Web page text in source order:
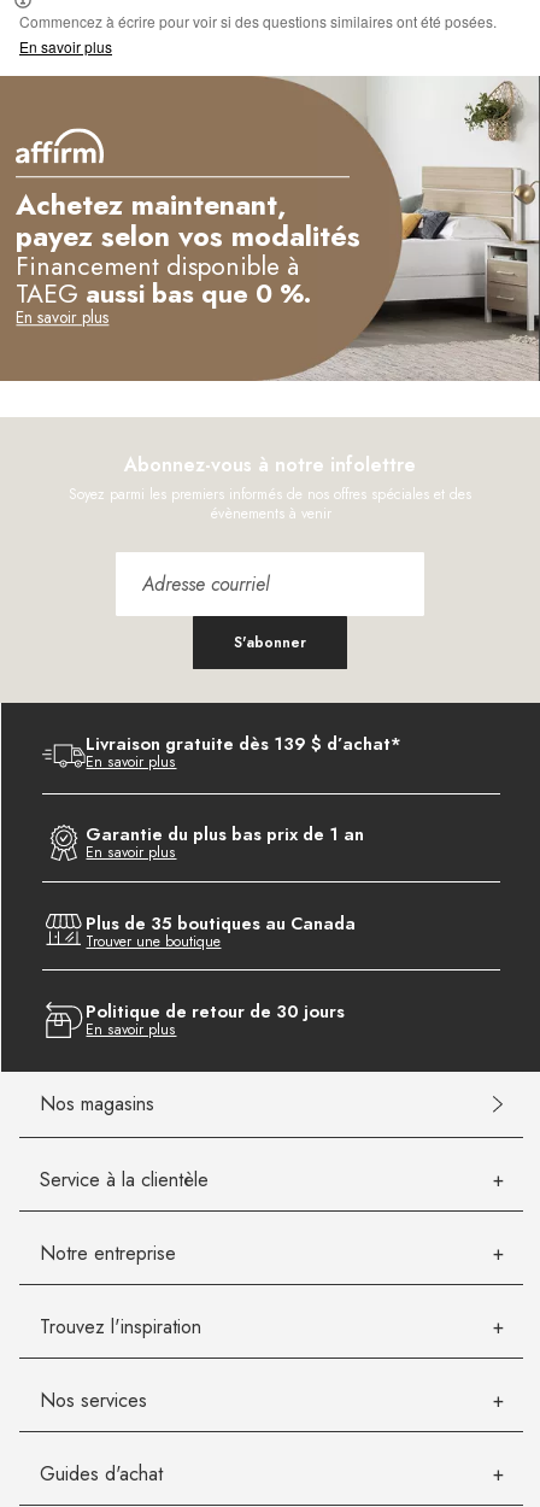
Commencez à écrire pour voir si des questions similaires ont été posées.
En savoir plus
Achetez maintenant,
payez selon vos modalités
Financement disponible à
TAEG aussi bas que 0 %.
En savoir plus
Abonnez-vous à notre infolettre
Soyez parmi les premiers informés de nos offres spéciales et des
évènements à venir
S'abonner
Livraison gratuite dès 139 $ d’achat*
En savoir plus
Garantie du plus bas prix de 1 an
En savoir plus
Plus de 35 boutiques au Canada
Trouver une boutique
Politique de retour de 30 jours
En savoir plus
Nos magasins
Service à la clientèle
Notre entreprise
Trouvez l'inspiration
Nos services
Guides d'achat